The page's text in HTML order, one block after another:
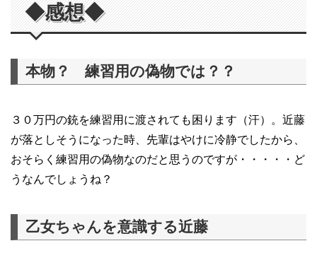
◆感想◆
本物？ 練習用の偽物では？？
３０万円の銃を練習用に渡されても困ります（汗）。近藤
が落としそうになった時、先輩はやけに冷静でしたから、
おそらく練習用の偽物なのだと思うのですが・・・・・ど
うなんでしょうね？
乙女ちゃんを意識する近藤